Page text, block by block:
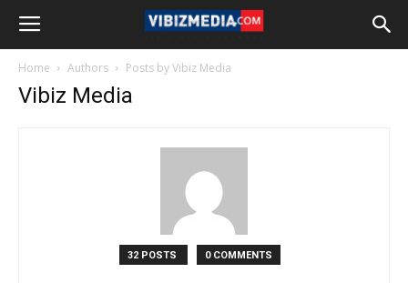
Home Authors Posts by Vibiz Media
Vibiz Media
32 POSTS 0 COMMENTS